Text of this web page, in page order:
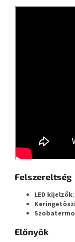
Felszereltség
LED kijelzők
Előnyök